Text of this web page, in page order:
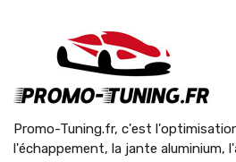
Promo-Tuning.fr, c'est
l'échappement, la jante aluminium,